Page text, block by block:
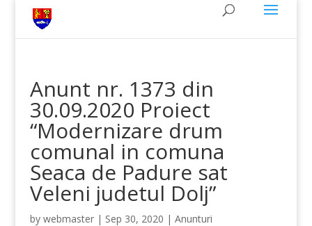
Anunt nr. 1373 din
30.09.2020 Proiect
“Modernizare drum
comunal in comuna
Seaca de Padure sat
Veleni judetul Dolj”
by webmaster| Sep 30, 2020 | Anunturi